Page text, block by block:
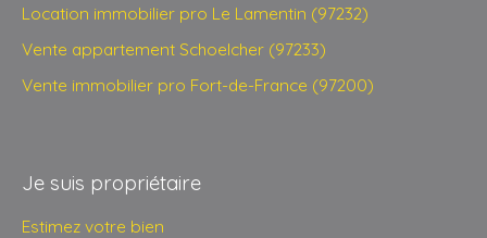
Location immobilier pro Le Lamentin (97232)
Vente appartement Schoelcher (97233)
Vente immobilier pro Fort-de-France (97200)
Je suis propriétaire
Estimez votre bien